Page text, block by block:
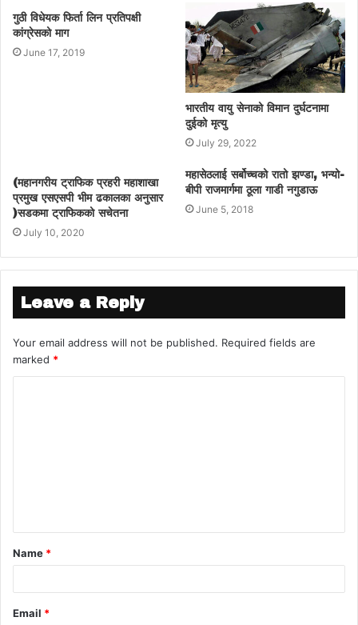
गुठी विधेयक फिर्ता लिन प्रतिपक्षी
कांग्रेसको माग
June 17, 2019
भारतीय वायु सेनाको विमान दुर्घटनामा
दुईको मृत्यु
July 29, 2022
(महानगरीय ट्राफिक प्रहरी महाशाखा
प्रमुख एसएसपी भीम ढकालका अनुसार
)सडकमा ट्राफिकको सचेतना
July 10, 2020
महासेठलाई सर्बोच्चको रातो झण्डा, भन्यो-
बीपी राजमार्गमा ठूला गाडी नगुडाऊ
June 5, 2018
Leave a Reply
Your email address will not be published. Required fields are
marked *
Name *
Email *